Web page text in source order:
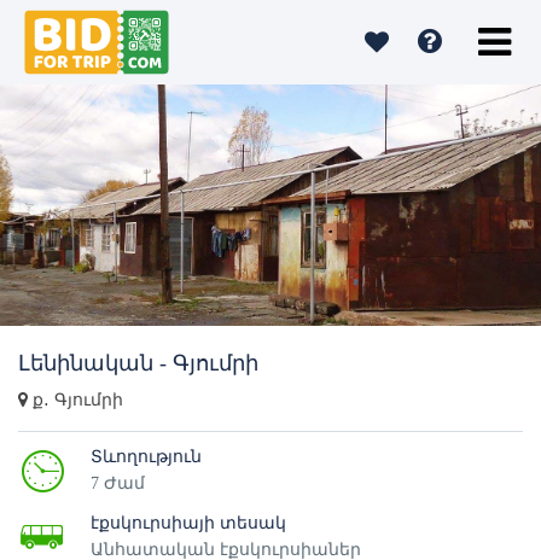
Լենինական - Գյումրի
ք․ Գյումրի
Տևողություն
7 Ժամ
էքսկուրսիայի տեսակ
Անհատական էքսկուրսիաներ